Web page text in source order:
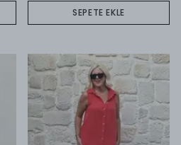
SEPETE EKLE